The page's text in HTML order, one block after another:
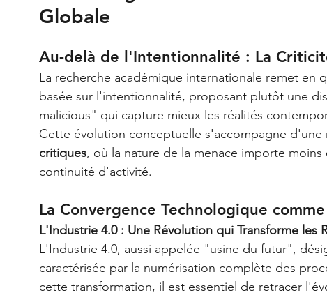
Globale
Au-delà de l'Intentionnalité : La
La recherche académique internationale remet
basée sur l'intentionnalité, proposant plutôt une
malicious" qui capture mieux les réalités
Cette évolution conceptuelle s'accompagne d'une
critiques, où la nature de la menace importe
continuité d'activité.
La Convergence Technologique
L'Industrie 4.0 : Une Révolution qui Transforme les
L'Industrie 4.0, aussi appelée "usine du futur",
caractérisée par la numérisation complète des
cette transformation, il est essentiel de retracer